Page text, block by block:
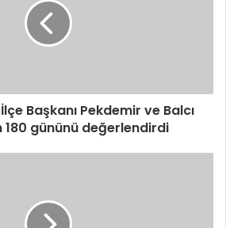
Başkanı Pekdemir ve Balcı
180 gününü değerlendirdi